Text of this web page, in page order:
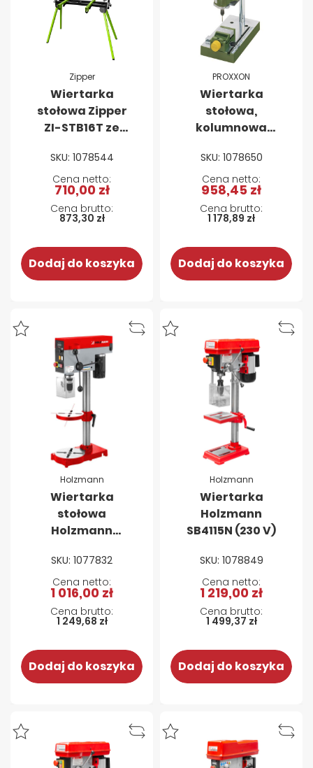
Zipper
Wiertarka
stołowa Zipper
ZI-STB16T ze
ZI-KSS1945
SKU: 1078544
873,30 zł
710,00 zł
Dodaj do koszyka
PROXXON
Wiertarka
stołowa,
kolumnowa
SKU: 1078650
1 178,89 zł
958,45 zł
Dodaj do koszyka
Holzmann
Wiertarka
stołowa
Holzmann
SKU: 1077832
1 249,68 zł
1 016,00 zł
Dodaj do koszyka
Holzmann
Wiertarka
Holzmann
SB4115N (230 V)
SKU: 1078849
1 499,37 zł
1 219,00 zł
Dodaj do koszyka